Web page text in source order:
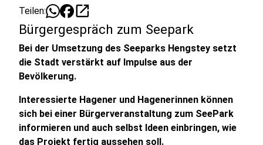
Teilen: open_in_new
Bürgergespräch zum Seepark
Bei der Umsetzung des Seeparks Hengstey setzt
die Stadt verstärkt auf Impulse aus der
Bevölkerung.
Interessierte Hagener und Hagenerinnen können
sich bei einer Bürgerveranstaltung zum SeePark
informieren und auch selbst Ideen einbringen, wie
das Projekt fertig aussehen soll.